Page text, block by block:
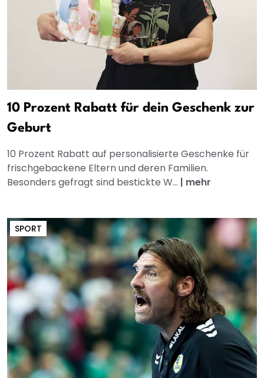
10 Prozent Rabatt für dein Geschenk zur
Geburt
10 Prozent Rabatt auf personalisierte Geschenke für
frischgebackene Eltern und deren Familien.
Besonders gefragt sind bestickte W... | mehr
SPORT